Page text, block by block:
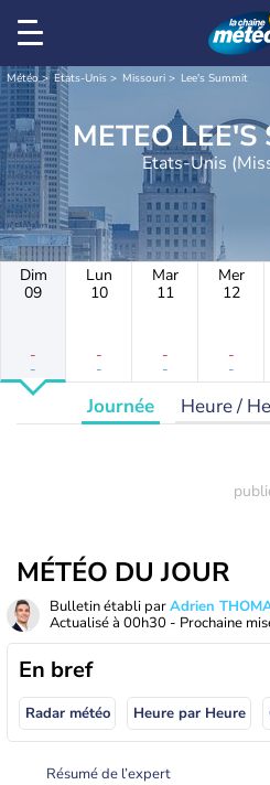
Météo Etats-Unis Missouri Lee's Summit
METEO
Etats-Unis
Dim
09
-
-
Lun
10
-
-
Mar
11
-
-
Mer
12
-
-
Journée Heure /
MÉTÉO DU JOUR
Bulletin établi parAdrien
Actualisé à 00h30 - Prochaine
En bref
Radar météo Heure par Heure
Résumé de l’expert